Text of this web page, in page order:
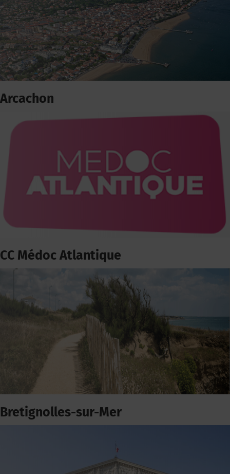
Arcachon
CC Médoc Atlantique
Bretignolles-sur-Mer